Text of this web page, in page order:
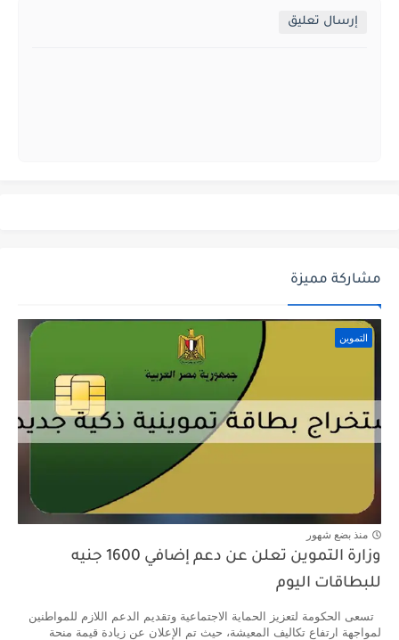
إرسال تعليق
مشاركة مميزة
التموين
منذ بضع شهور
وزارة التموين تعلن عن دعم إضافي 1600 جنيه
للبطاقات اليوم
تسعى الحكومة لتعزيز الحماية الاجتماعية وتقديم الدعم اللازم للمواطنين
لمواجهة ارتفاع تكاليف المعيشة، حيث تم الإعلان عن زيادة قيمة منحة